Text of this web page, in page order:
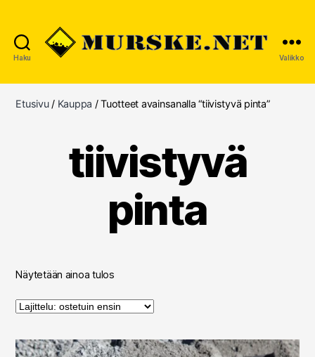
Haku Valikko
Etusivu/ Kauppa / Tuotteet avainsanalla “tiivistyvä pinta”
tiivistyvä
pinta
Näytetään ainoa tulos